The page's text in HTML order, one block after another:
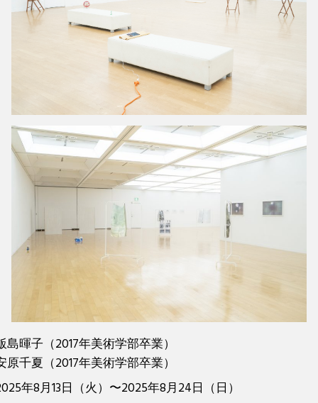
島暉子（2017年美術学部卒業）
原千夏（2017年美術学部卒業）
年8月13日（火）〜2025年8月24日（日）